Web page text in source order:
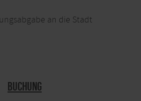
an die Stadt
Buchung